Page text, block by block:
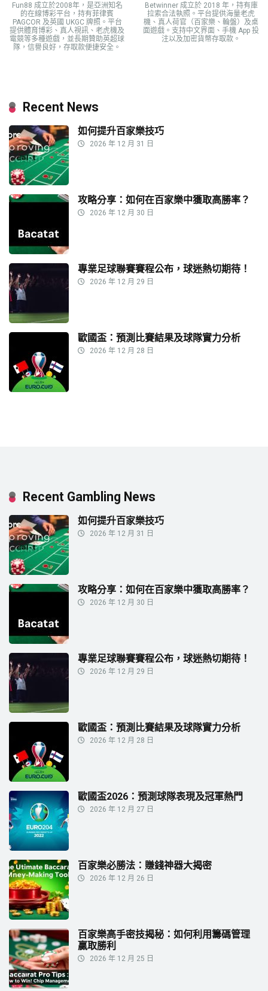
Fun88 成立於2008年，是亞洲知名
的在線博彩平台，持有菲律賓
PAGCOR 及英國 UKGC 牌照。平台
提供體育博彩、真人視訊、老虎機及
電競等多種遊戲，並長期贊助英超球
隊，信譽良好，存取款便捷安全。
Betwinner 成立於 2018 年，持有庫
拉索合法執照。平台提供海量老虎
機、真人荷官（百家樂、輪盤）及桌
面遊戲。支持中文界面、手機 App 投
注以及加密貨幣存取款。
Recent News
如何提升百家樂技巧
2026 年 12 月 31 日
攻略分享：如何在百家樂中獲取高勝率？
2026 年 12 月 30 日
專業足球聯賽賽程公布，球迷熱切期待！
2026 年 12 月 29 日
歐國盃：預測比賽結果及球隊實力分析
2026 年 12 月 28 日
Recent Gambling News
如何提升百家樂技巧
2026 年 12 月 31 日
攻略分享：如何在百家樂中獲取高勝率？
2026 年 12 月 30 日
專業足球聯賽賽程公布，球迷熱切期待！
2026 年 12 月 29 日
歐國盃：預測比賽結果及球隊實力分析
2026 年 12 月 28 日
歐國盃2026：預測球隊表現及冠軍熱門
2026 年 12 月 27 日
百家樂必勝法：賺錢神器大揭密
2026 年 12 月 26 日
百家樂高手密技揭秘：如何利用籌碼管理
贏取勝利
2026 年 12 月 25 日